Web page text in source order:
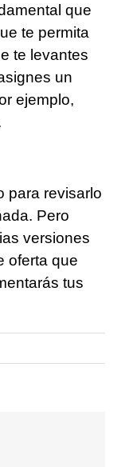
que
te permita
te levantes
un
ejemplo,
para revisarlo
Pero
versiones
oferta que
tus